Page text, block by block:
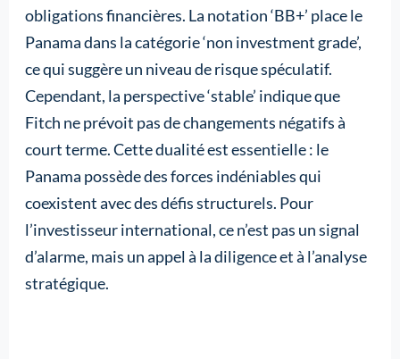
obligations financières. La notation ‘BB+’ place le
Panama dans la catégorie ‘non investment grade’,
ce qui suggère un niveau de risque spéculatif.
Cependant, la perspective ‘stable’ indique que
Fitch ne prévoit pas de changements négatifs à
court terme. Cette dualité est essentielle : le
Panama possède des forces indéniables qui
coexistent avec des défis structurels. Pour
l’investisseur international, ce n’est pas un signal
d’alarme, mais un appel à la diligence et à l’analyse
stratégique.